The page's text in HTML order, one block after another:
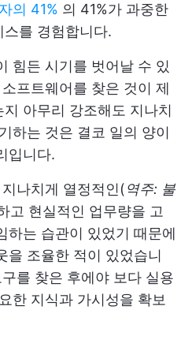
의 41% 의 41%가 과중한
를 경험합니다.
힘든 시기를 벗어날 수 있
프트웨어를 찾은 것이 제
아무리 강조해도 지나치
하는 것은 결코 일의 양이
입니다.
나치게 열정적인(역주: 불
고 현실적인 업무량을 고
하는 습관이 있었기 때문에
을 조율한 적이 있었습니
를 찾은 후에야 보다 실용
한 지식과 가시성을 확보